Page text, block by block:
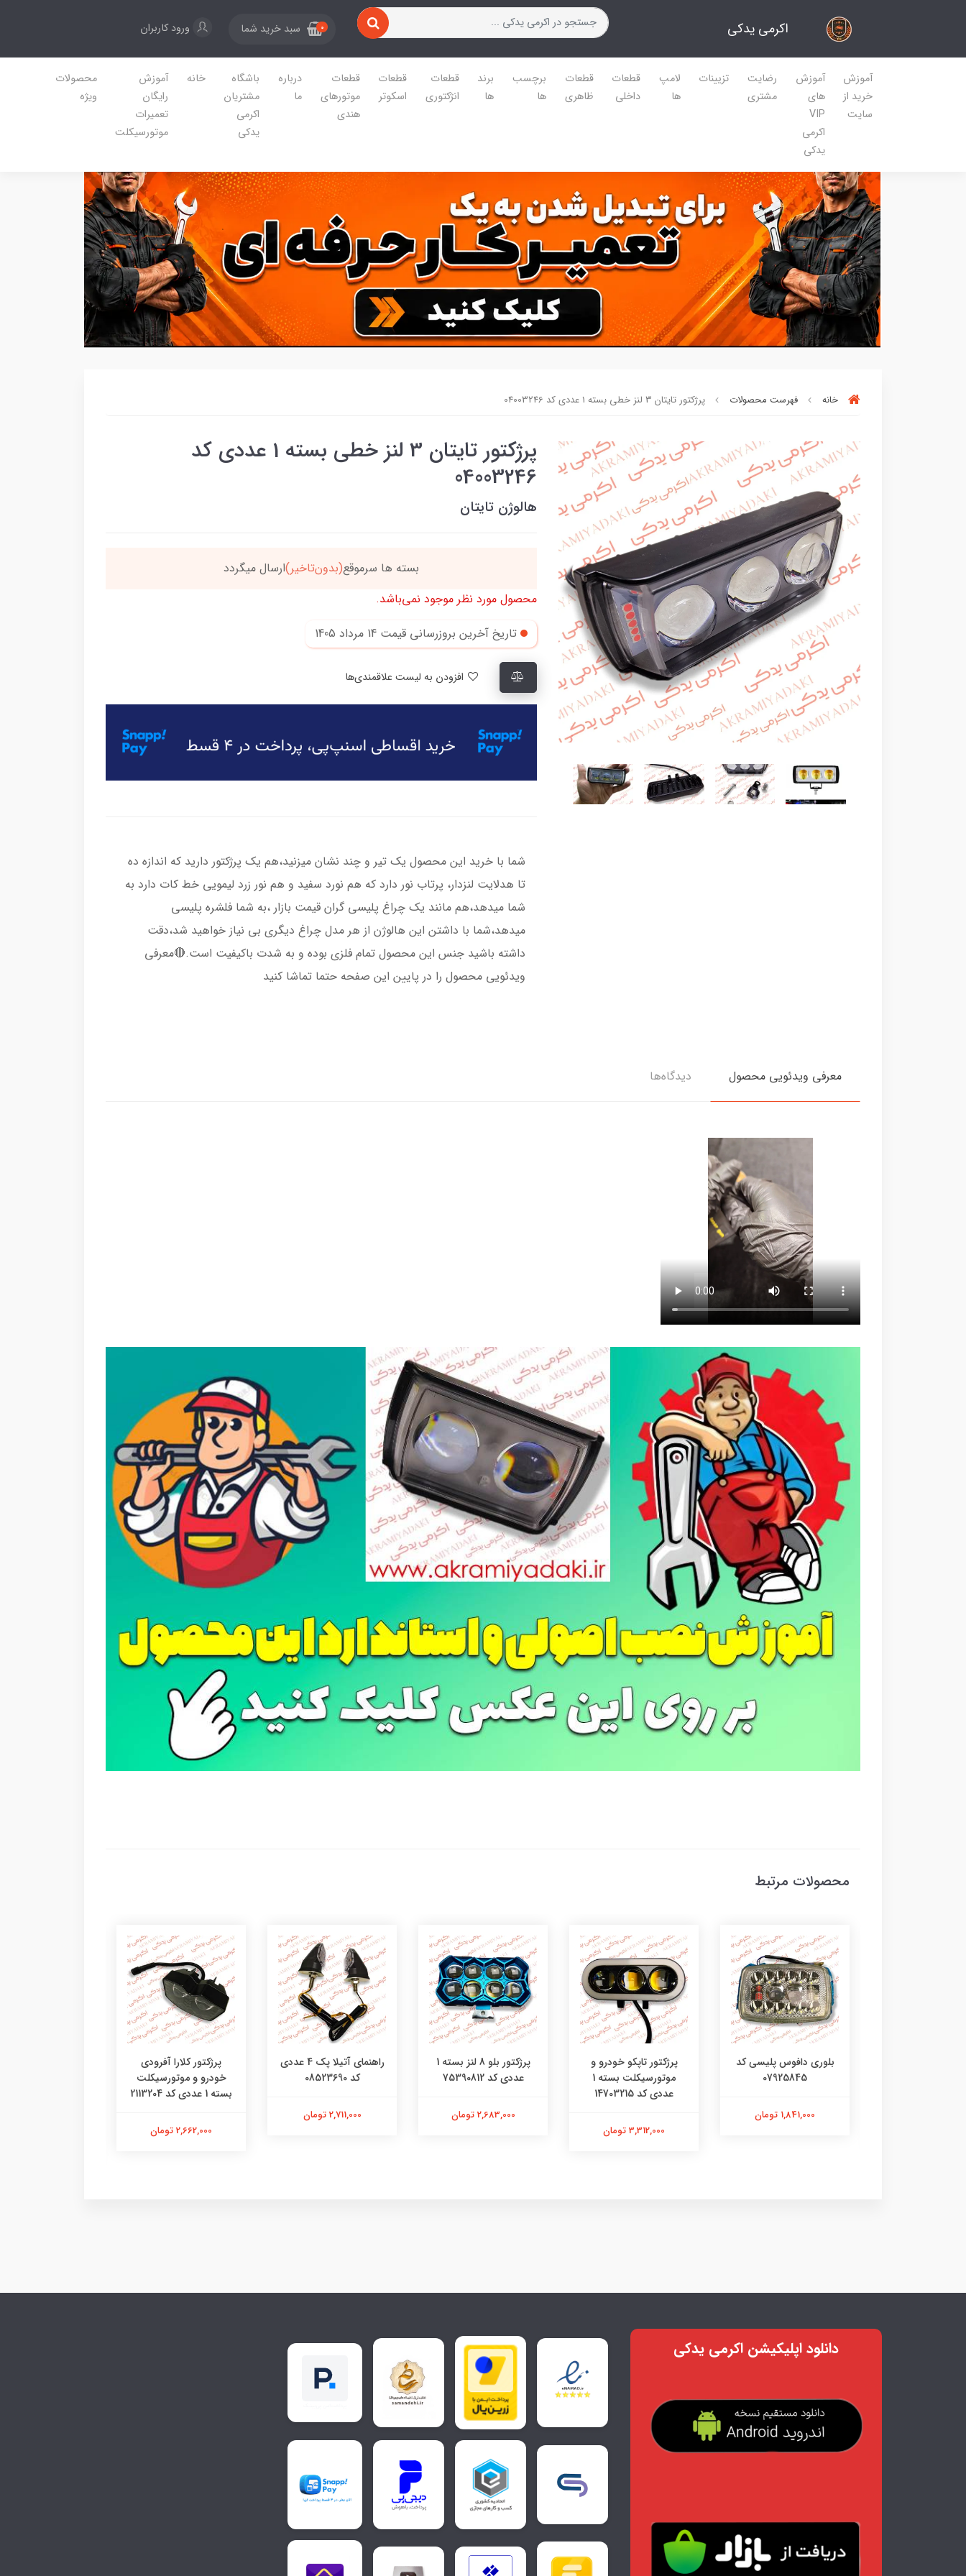
اکرمی یدکی 0 سبد خرید شما ورود کاربران
آموزش
خرید از
سایت
آموزش
های
VIP
اکرمی
یدکی
رضایت
مشتری
تزیینات
لامپ
ها
قطعات
داخلی
قطعات
ظاهری
برچسب
ها
برند
ها
قطعات
انژکتوری
قطعات
اسکوتر
قطعات
موتورهای
هندی
درباره
ما
باشگاه
مشتریان
اکرمی
یدکی
خانه
آموزش
رایگان
تعمیرات
موتورسیکلت
محصولات
ویژه
خانه فهرست محصولات پرژکتور تایتان 3 لنز خطی بسته 1 عددی کد 04003246
پرژکتور تایتان 3 لنز خطی بسته 1 عددی کد
04003246
هالوژن تایتان
بسته ها سرموقع(بدون‌تاخیر)ارسال میگردد خریدتو به5میلیون
برسون،ارسالت‌رایگانه
محصول مورد نظر موجود نمی‌باشد.
تاریخ آخرین بروزرسانی قیمت 14 مرداد 1405
شما با خرید این محصول یک تیر و چند نشان میزنید،هم یک پرژکتور دارید که اندازه ده
تا هدلایت لنزدار، پرتاب نور دارد که هم نورد سفید و هم نور زرد لیمویی خط کات دارد به
شما میدهد،هم مانند یک چراغ پلیسی گران قیمت بازار ،به شما فلشره پلیسی
میدهد،شما با داشتن این هالوژن از هر مدل چراغ دیگری بی نیاز خواهید شد،دقت
داشته باشید جنس این محصول تمام فلزی بوده و به شدت باکیفیت است.🔴معرفی
ویدئویی محصول را در پایین این صفحه حتما تماشا کنید
معرفی ویدئویی محصول دیدگاه‌ها
محصولات مرتبط
بلوری دافوس پلیسی کد
07925845
1,841,000 تومان
پرژکتور تاپکو خودرو و
موتورسیکلت بسته 1
عددی کد 14703215
3,312,000 تومان
پرژکتور بلو 8 لنز بسته 1
عددی کد 75390812
2,683,000 تومان
راهنمای آتیلا پک 4 عددی
کد 08523690
2,711,000 تومان
پرژکتور کلارا آفرودی
خودرو و موتورسیکلت
بسته 1 عددی کد 2113204
2,662,000 تومان
دانلود اپلیکیشن اکرمی یدکی